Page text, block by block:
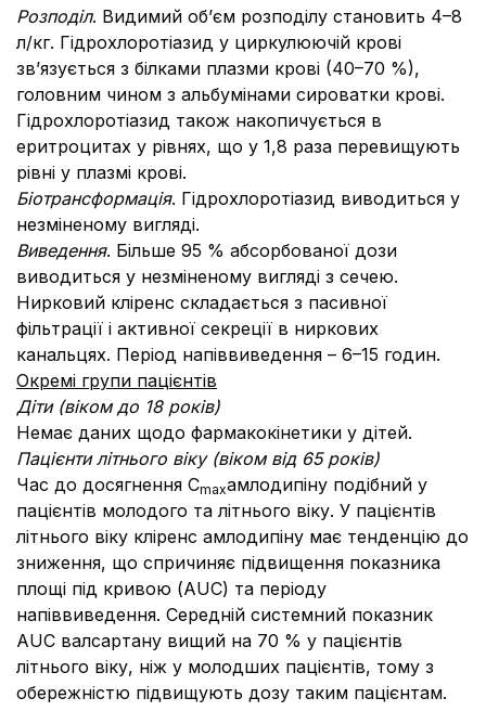
Розподіл. Видимий об’єм розподілу становить 4–8
л/кг. Гідрохлоротіазид у циркулюючій крові
зв’язується з білками плазми крові (40–70 %),
головним чином з альбумінами сироватки крові.
Гідрохлоротіазид також накопичується в
еритроцитах у рівнях, що у 1,8 раза перевищують
рівні у плазмі крові.
Біотрансформація. Гідрохлоротіазид виводиться у
незміненому вигляді.
Виведення. Більше 95 % абсорбованої дози
виводиться у незміненому вигляді з сечею.
Нирковий кліренс складається з пасивної
фільтрації і активної секреції в ниркових
канальцях. Період напіввиведення – 6–15 годин.
Окремі групи пацієнтів
Діти (віком до 18 років)
Немає даних щодо фармакокінетики у дітей.
Пацієнти літнього віку (віком від 65 років)
Час до досягнення Сmaxамлодипіну подібний у
пацієнтів молодого та літнього віку. У пацієнтів
літнього віку кліренс амлодипіну має тенденцію до
зниження, що спричиняє підвищення показника
площі під кривою (AUC) та періоду
напіввиведення. Середній системний показник
AUC валсартану вищий на 70 % у пацієнтів
літнього віку, ніж у молодших пацієнтів, тому з
обережністю підвищують дозу таким пацієнтам.